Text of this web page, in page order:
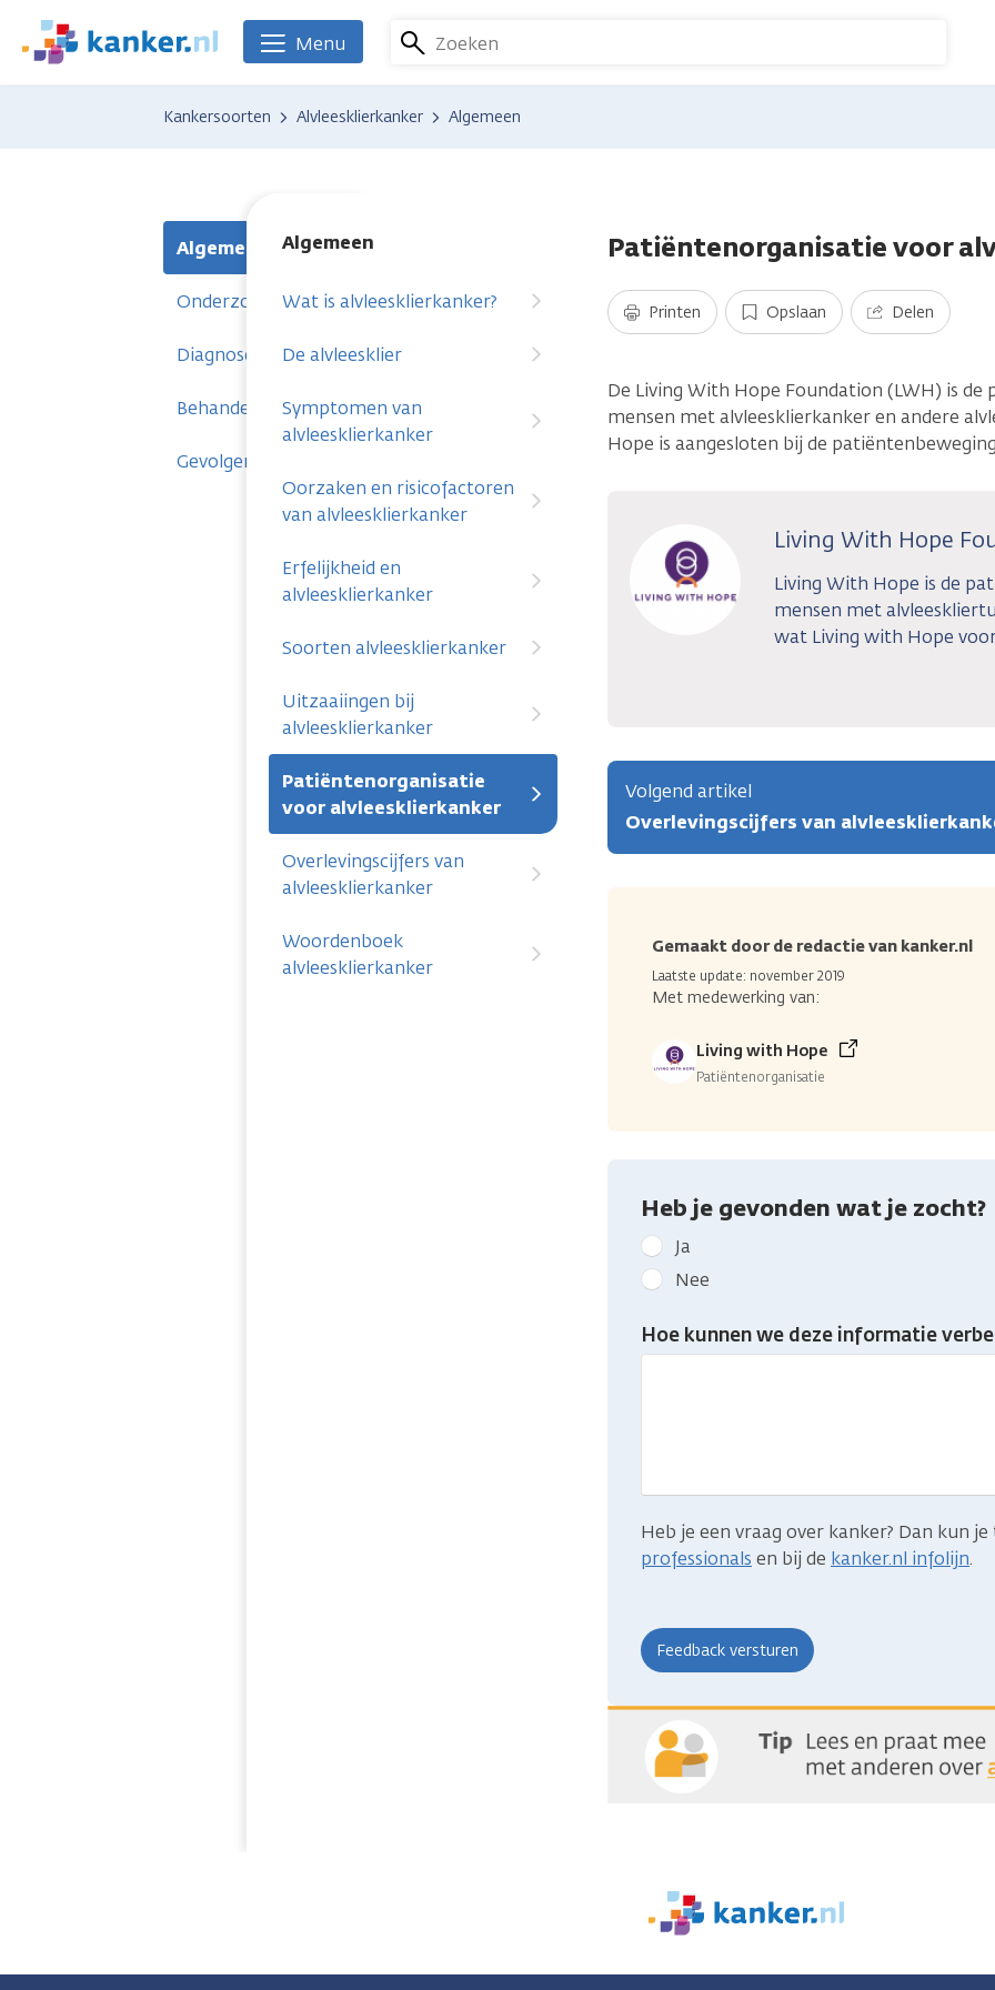
naar
We
zijn
Zoeken
Menu
Kankersoorten Alvleesklierkanker Algemeen
Algemeen Algemeen
Wat is alvleesklierkanker?
De alvleesklier
Symptomen van
alvleesklierkanker
Oorzaken en risicofactoren
van alvleesklierkanker
Erfelijkheid en
alvleesklierkanker
Soorten alvleesklierkanker
Uitzaaiingen bij
alvleesklierkanker
Patiëntenorganisatie
voor alvleesklierkanker
Overlevingscijfers van
alvleesklierkanker
Woordenboek
alvleesklierkanker
Onderzoeken
Diagnose
Behandelingen
Gevolgen
Patiëntenorganisatie voor
Printen Opslaan Delen
De Living With Hope Foundation (LWH) is
mensen met alvleesklierkanker en andere
Hope is aangesloten bij de
Living With Hope
Living With Hope is de
mensen met
wat Living with Hope
Volgend artikel
Overlevingscijfers van
Gemaakt door de redactie van kanker.nl
Laatste update: november 2019
Met medewerking van:
Living with Hope
Patiëntenorganisatie
Heb je gevonden wat je zocht?
Geef
kanker.nl
feedback:
Heb
je
Ja
Nee
Hoe kunnen we deze informatie
Heb je een vraag over kanker? Dan kun
professionals en bij de kanker.nl infolijn.
We
er